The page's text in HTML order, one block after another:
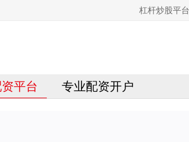
杠杆炒股平
平台 专业配资开户